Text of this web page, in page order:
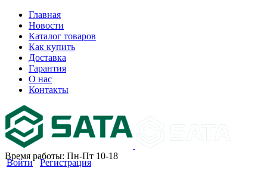
Главная
Новости
Каталог товаров
Как купить
Доставка
Гарантия
О нас
Контакты
Время работы: Пн-Пт 10-18
Войти Регистрация